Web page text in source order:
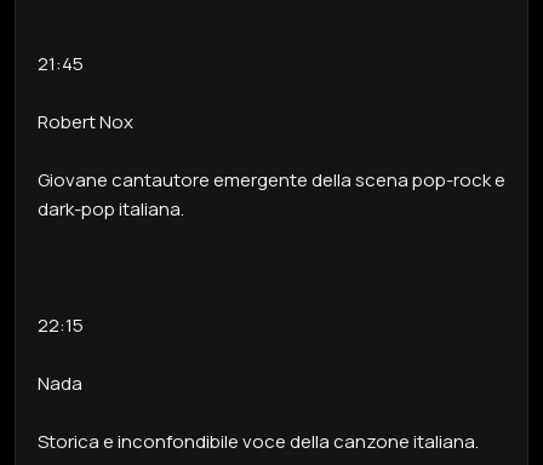
21:45
Robert Nox
Giovane cantautore emergente della scena pop-rock e
dark-pop italiana.
22:15
Nada
Storica e inconfondibile voce della canzone italiana.